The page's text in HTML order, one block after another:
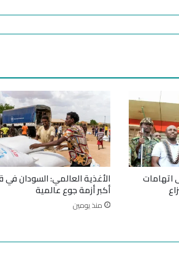
اتهامات الأغذية العالمي: السودان في
أكبر أزمة جوع عالمية
منذ يومين